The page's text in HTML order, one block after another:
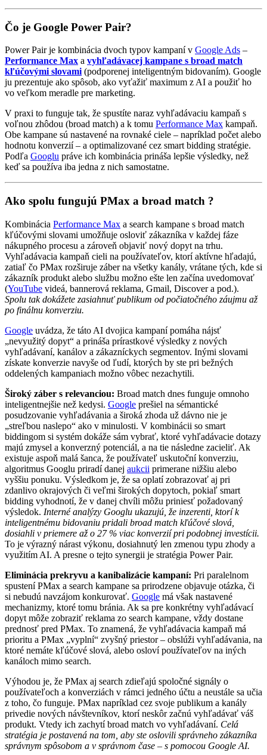
Čo je Google Power Pair?
Power Pair je kombinácia dvoch typov kampaní v Google Ads –
Performance Max a vyhľadávacej kampane s broad match
kľúčovými slovami (podporenej inteligentným bidovaním). Google
ju prezentuje ako spôsob, ako vyťažiť maximum z AI a použiť ho
vo veľkom meradle pre marketing.
V praxi to funguje tak, že spustíte naraz vyhľadávaciu kampaň s
voľnou zhôdou (broad match) a k tomu Performance Max kampaň.
Obe kampane sú nastavené na rovnaké ciele – napríklad počet alebo
hodnotu konverzií – a optimalizované cez smart bidding stratégie.
Podľa Googlu práve ich kombinácia prináša lepšie výsledky, než
keď sa používa iba jedna z nich samostatne.
Ako spolu fungujú PMax a broad match ?
Kombinácia Performance Max a search kampane s broad match
kľúčovými slovami umožňuje osloviť zákazníka v každej fáze
nákupného procesu a zároveň objaviť nový dopyt na trhu.
Vyhľadávacia kampaň cieli na používateľov, ktorí aktívne hľadajú,
zatiaľ čo PMax rozširuje záber na všetky kanály, vrátane tých, kde si
zákazník produkt alebo službu možno ešte len začína uvedomovať
(YouTube videá, bannerová reklama, Gmail, Discover a pod.).
Spolu tak dokážete zasiahnuť publikum od počiatočného záujmu až
po finálnu konverziu.
Google uvádza, že táto AI dvojica kampaní pomáha nájsť
„nevyužitý dopyt“ a prináša prírastkové výsledky z nových
vyhľadávaní, kanálov a zákazníckych segmentov. Inými slovami
získate konverzie navyše od ľudí, ktorých by ste pri bežných
oddelených kampaniach možno vôbec nezachytili.
Široký záber s relevanciou: Broad match dnes funguje omnoho
inteligentnejšie než kedysi. Google prešiel na sémantické
posudzovanie vyhľadávania a široká zhoda už dávno nie je
„streľbou naslepo“ ako v minulosti. V kombinácii so smart
biddingom si systém dokáže sám vybrať, ktoré vyhľadávacie dotazy
majú zmysel a konverzný potenciál, a na tie následne zacieliť. Ak
existuje aspoň malá šanca, že používateľ uskutoční konverziu,
algoritmus Googlu priradí danej aukcii primerane nižšiu alebo
vyššiu ponuku. Výsledkom je, že sa oplatí zobrazovať aj pri
zdanlivo okrajových či veľmi širokých dopytoch, pokiaľ smart
bidding vyhodnotí, že v danej chvíli môžu priniesť požadovaný
výsledok. Interné analýzy Googlu ukazujú, že inzerenti, ktorí k
inteligentnému bidovaniu pridali broad match kľúčové slová,
dosiahli v priemere až o 27 % viac konverzií pri podobnej investícii.
To je výrazný nárast výkonu, dosiahnutý len zmenou typu zhody a
využitím AI. A presne o tejto synergii je stratégia Power Pair.
Eliminácia prekryvu a kanibalizácie kampaní: Pri paralelnom
spustení PMax a search kampane sa prirodzene objavuje otázka, či
si nebudú navzájom konkurovať. Google má však nastavené
mechanizmy, ktoré tomu bránia. Ak sa pre konkrétny vyhľadávací
dopyt môže zobraziť reklama zo search kampane, vždy dostane
prednosť pred PMax. To znamená, že vyhľadávacia kampaň má
prioritu a PMax „vyplní“ zvyšný priestor – obslúži vyhľadávania, na
ktoré nemáte kľúčové slová, alebo osloví používateľov na iných
kanáloch mimo search.
Výhodou je, že PMax aj search zdieľajú spoločné signály o
používateľoch a konverziách v rámci jedného účtu a neustále sa učia
z toho, čo funguje. PMax napríklad cez svoje publikum a kanály
privedie nových návštevníkov, ktorí neskôr začnú vyhľadávať váš
produkt. Vtedy ich zachytí broad match vo vyhľadávaní. Celá
stratégia je postavená na tom, aby ste oslovili správneho zákazníka
správnym spôsobom a v správnom čase – s pomocou Google AI.